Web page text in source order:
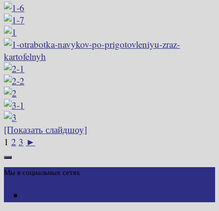
[Показать слайдшоу]
1 2 3 ►
Мы в социальных сетях